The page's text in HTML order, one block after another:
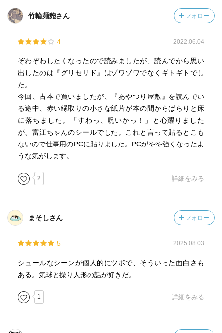
竹輪麺麭さん フォロー
4 2022.06.04
ぞわぞわしたくなったので読みましたが、読んでから思い
出したのは『グリセリド』はゾワゾワでなくギトギトでし
た。
今回、古本で買いましたが、『あやつり屋敷』を読んでい
る途中、赤い縁取りの小さな紙片が本の間からぱらりと床
に落ちました。「すわっ、呪いかっ！」と心躍りました
が、富江ちゃんのシールでした。これと言って貼るとこも
ないので仕事用のPCに貼りました。PCがやや強くなったよ
うな気がします。
2 詳細をみる
まそしさん フォロー
5 2025.08.03
シュールなシーンが個人的にツボで、そういった面白さも
ある。気球と操り人形の話が好きだ。
1 詳細をみる